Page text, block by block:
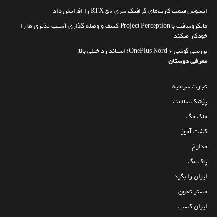
ایسوس قیمت کارت‌های گرافیک سری RTX 50 را افزایش داد
مایکروسافت با Project Perception کشف و وصله گذاری آسیب پذیری ها را
خودکار میکند
بررسی گوشی OnePlus Nord 6؛ استاندارد خیلی بالا!
معرفی دوستان
تجارت سرمایه
پزشک سلامت
ملک مگ
کشت آموز
مدارخ
پاک مگ
ایران را بگرد
مستر تعاون
ایران کسب